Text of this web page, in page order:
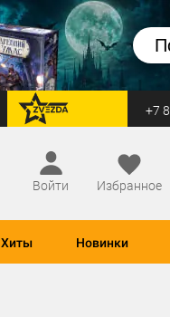
перейти на Zvezda +7
Войти
Избранное
Хиты Новинки